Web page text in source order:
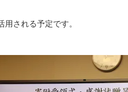
される予定です。